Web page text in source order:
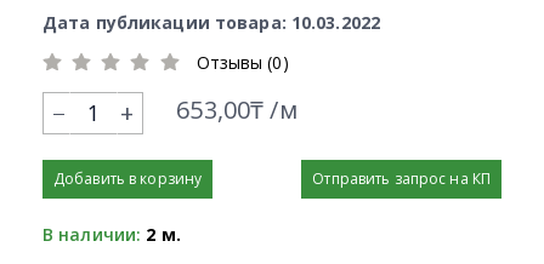
Дата публикации товара: 10.03.2022
Отзывы (0)
+ 653,00₸ /м
Добавить в корзину Отправить запрос на КП
В наличии: 2 м.